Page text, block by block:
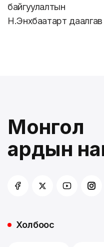
Н.Энхбаатарт даалгав
Монгол
ардын
Холбоос